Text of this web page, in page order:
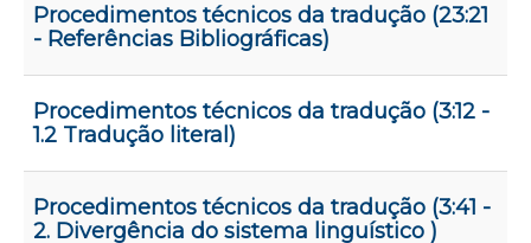
Procedimentos técnicos da tradução (23:21
- Referências Bibliográficas)
Procedimentos técnicos da tradução (3:12 -
1.2 Tradução literal)
Procedimentos técnicos da tradução (3:41 -
2. Divergência do sistema linguístico )